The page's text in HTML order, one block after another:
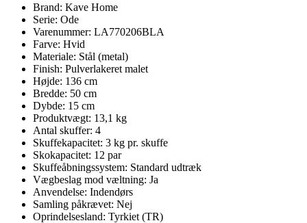
Brand: Kave Home
Serie: Ode
Varenummer: LA770206BLA
Farve: Hvid
Materiale: Stål (metal)
Finish: Pulverlakeret malet
Højde: 136 cm
Bredde: 50 cm
Dybde: 15 cm
Produktvægt: 13,1 kg
Antal skuffer: 4
Skuffekapacitet: 3 kg pr. skuffe
Skokapacitet: 12 par
Skuffeåbningssystem: Standard udtræk
Vægbeslag mod væltning: Ja
Anvendelse: Indendørs
Samling påkrævet: Nej
Oprindelsesland: Tyrkiet (TR)